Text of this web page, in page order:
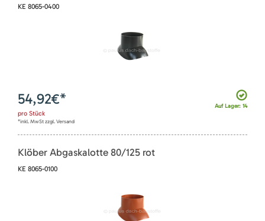
KE 8065-0400
Auf Lager: 14
54,92€*
pro Stück
*inkl. MwSt zzgl. Versand
Klöber Abgaskalotte 80/125 rot
KE 8065-0100